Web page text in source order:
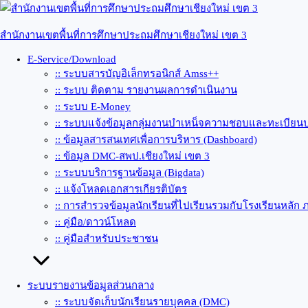
Skip
content
สำนักงานเขตพื้นที่การศึกษาประถมศึกษาเชียงใหม่ เขต 3
E-Service/Download
:: ระบบสารบัญอิเล็กทรอนิกส์ Amss++
:: ระบบ ติดตาม รายงานผลการดำเนินงาน
:: ระบบ E-Money
:: ระบบแจ้งข้อมูลกลุ่มงานบำเหน็จความชอบและทะเบียน
:: ข้อมูลสารสนเทศเพื่อการบริหาร (Dashboard)
:: ข้อมูล DMC-สพป.เชียงใหม่ เขต 3
:: ระบบบริการฐานข้อมูล (Bigdata)
:: แจ้งโหลดเอกสารเกียรติบัตร
:: การสำรวจข้อมูลนักเรียนที่ไปเรียนรวมกับโรงเรียนหลั
:: คู่มือ/ดาวน์โหลด
:: คู่มือสำหรับประชาชน
ระบบรายงานข้อมูลส่วนกลาง
:: ระบบจัดเก็บนักเรียนรายบุคคล (DMC)